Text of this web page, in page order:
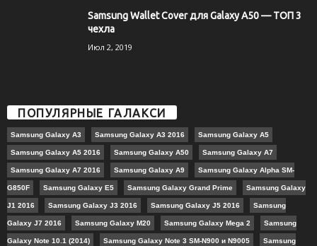
Samsung Wallet Cover для Galaxy A50 — ТОП 3
чехла
Июл 2, 2019
ПОПУЛЯРНЫЕ ГАЛАКСИ
Samsung Galaxy A3 Samsung Galaxy A3 2016 Samsung Galaxy A5
Samsung Galaxy A5 2016 Samsung Galaxy A50 Samsung Galaxy A7
Samsung Galaxy A7 2016 Samsung Galaxy A9 Samsung Galaxy Alpha SM-
G850F Samsung Galaxy E5 Samsung Galaxy Grand Prime Samsung Galaxy
J1 2016 Samsung Galaxy J3 2016 Samsung Galaxy J5 2016 Samsung
Galaxy J7 2016 Samsung Galaxy M20 Samsung Galaxy Mega 2 Samsung
Galaxy Note 10.1 (2014) Samsung Galaxy Note 3 SM-N900 и N9005 Samsung